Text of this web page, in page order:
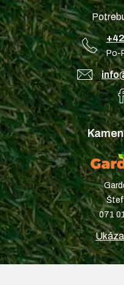
Po-
071